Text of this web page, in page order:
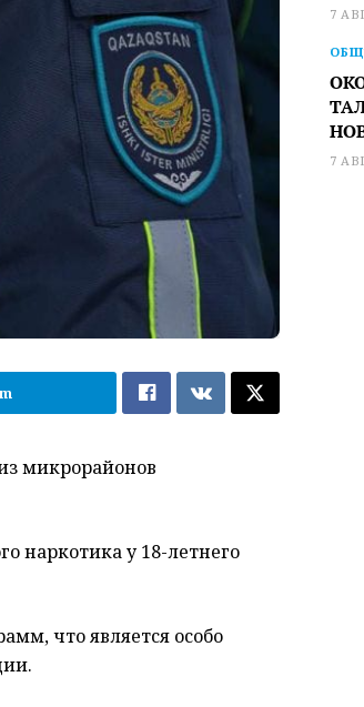
микрорайонов
наркотика у 18-летнего
что является особо
7
7